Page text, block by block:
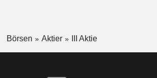
Börsen Aktier III Aktie